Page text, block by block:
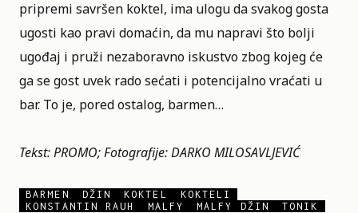
pripremi savršen koktel, ima ulogu da svakog gosta
ugosti kao pravi domaćin, da mu napravi što bolji
ugođaj i pruži nezaboravno iskustvo zbog kojeg će
ga se gost uvek rado sećati i potencijalno vraćati u
bar. To je, pored ostalog, barmen…
Tekst: PROMO; Fotografije: DARKO MILOSAVLJEVIĆ
BARMEN DŽIN KOKTEL
KOKTELI
KONSTANTIN RAUH
MALFY MALFY DŽIN TONIK